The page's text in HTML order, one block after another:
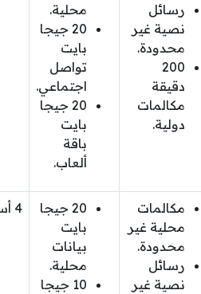
رسائل
نصية غير
محدودة.
200
دقيقة
مكالمات
دولية.
محلية.
20 جيجا
بايت
تواصل
اجتماعي.
20 جيجا
بايت
باقة
ألعاب.
مكالمات
محلية غير
محدودة.
رسائل
نصية غير
20 جيجا
بايت
بيانات
محلية.
10 جيجا
4 أسابيع